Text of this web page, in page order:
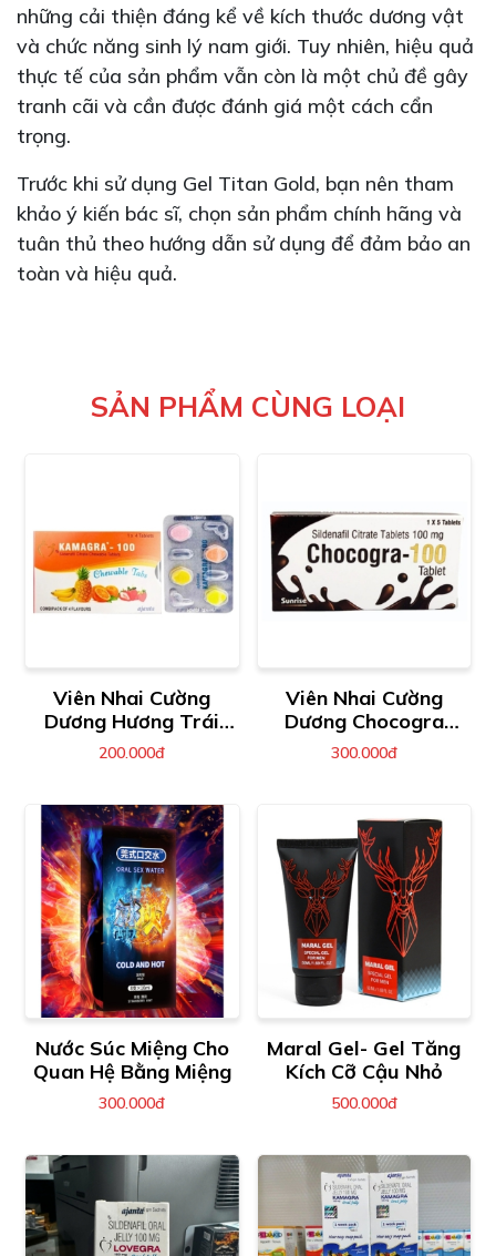
những cải thiện đáng kể về kích thước dương vật
và chức năng sinh lý nam giới. Tuy nhiên, hiệu quả
thực tế của sản phẩm vẫn còn là một chủ đề gây
tranh cãi và cần được đánh giá một cách cẩn
trọng.
Trước khi sử dụng Gel Titan Gold, bạn nên tham
khảo ý kiến bác sĩ, chọn sản phẩm chính hãng và
tuân thủ theo hướng dẫn sử dụng để đảm bảo an
toàn và hiệu quả.
SẢN PHẨM CÙNG LOẠI
Viên Nhai Cường
Dương Hương Trái
Cây Kamagra
200.000đ
Viên Nhai Cường
Dương Chocogra
100mg
300.000đ
Nước Súc Miệng Cho
Quan Hệ Bằng Miệng
300.000đ
Maral Gel- Gel Tăng
Kích Cỡ Cậu Nhỏ
500.000đ